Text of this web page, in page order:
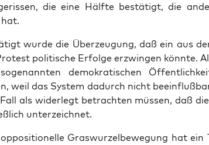
die eine Hälf­te bestä­tigt, die
wur­de die Über­zeu­gung, daß ein aus
poli­ti­sche Erfol­ge erzwin­gen könn­te.
demo­kra­ti­schen
weil das Sys­tem dadurch nicht
als wider­legt betrach­ten müs­sen, daß
unterzeichnet.
oppo­si­tio­nel­le Gras­wur­zel­be­we­gung hat